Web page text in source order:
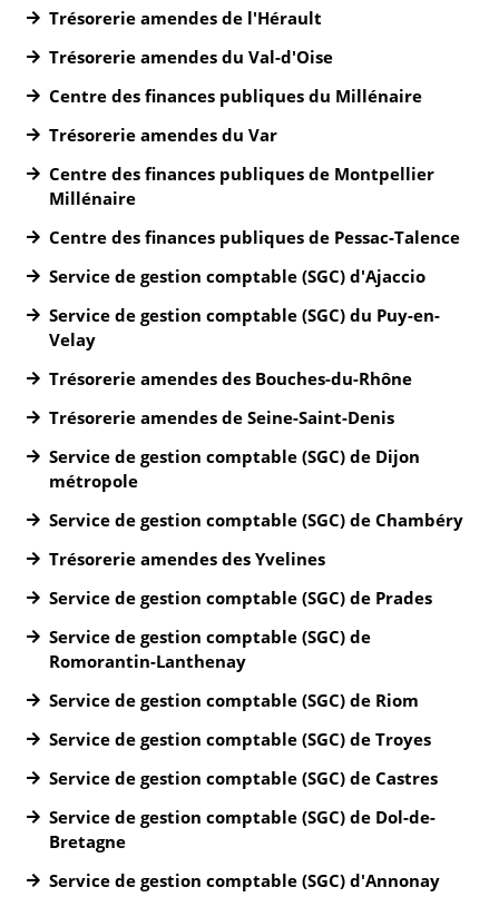
Trésorerie amendes de l'Hérault
Trésorerie amendes du Val-d'Oise
Centre des finances publiques du Millénaire
Trésorerie amendes du Var
Centre des finances publiques de Montpellier
Millénaire
Centre des finances publiques de Pessac-Talence
Service de gestion comptable (SGC) d'Ajaccio
Service de gestion comptable (SGC) du Puy-en-
Velay
Trésorerie amendes des Bouches-du-Rhône
Trésorerie amendes de Seine-Saint-Denis
Service de gestion comptable (SGC) de Dijon
métropole
Service de gestion comptable (SGC) de Chambéry
Trésorerie amendes des Yvelines
Service de gestion comptable (SGC) de Prades
Service de gestion comptable (SGC) de
Romorantin-Lanthenay
Service de gestion comptable (SGC) de Riom
Service de gestion comptable (SGC) de Troyes
Service de gestion comptable (SGC) de Castres
Service de gestion comptable (SGC) de Dol-de-
Bretagne
Service de gestion comptable (SGC) d'Annonay